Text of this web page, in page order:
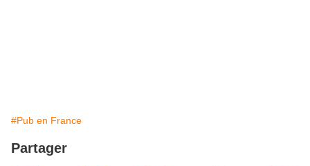
#Pub en France
Partager